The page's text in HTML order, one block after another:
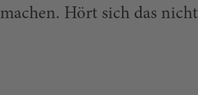
Hört sich das nicht